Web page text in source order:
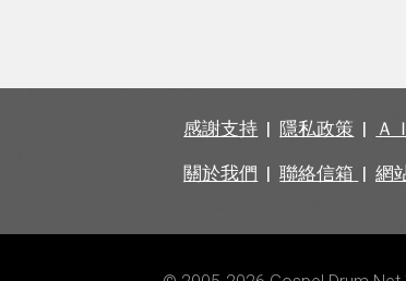
感謝支持 | 隱私政策 | Ａ
關於我們 | 聯絡信箱 | 網